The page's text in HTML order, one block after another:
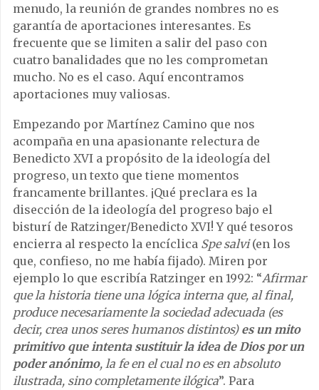
menudo, la reunión de grandes nombres no es
garantía de aportaciones interesantes. Es
frecuente que se limiten a salir del paso con
cuatro banalidades que no les comprometan
mucho. No es el caso. Aquí encontramos
aportaciones muy valiosas.
Empezando por Martínez Camino que nos
acompaña en una apasionante relectura de
Benedicto XVI a propósito de la ideología del
progreso, un texto que tiene momentos
francamente brillantes. ¡Qué preclara es la
disección de la ideología del progreso bajo el
bisturí de Ratzinger/Benedicto XVI! Y qué tesoros
encierra al respecto la encíclica Spe salvi(en los
que, confieso, no me había fijado). Miren por
ejemplo lo que escribía Ratzinger en 1992: “Afirmar
que la historia tiene una lógica interna que, al final,
produce necesariamente la sociedad adecuada (es
decir, crea unos seres humanos distintos) es un mito
primitivo que intenta sustituir la idea de Dios por un
poder anónimo, la fe en el cual no es en absoluto
ilustrada, sino completamente ilógica”. Para